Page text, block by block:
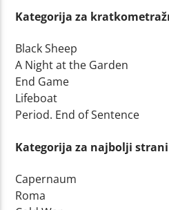
Kategorija za
Black Sheep
A Night at the Garden
End Game
Lifeboat
Period. End of Sentence
Kategorija za najbolji
Capernaum
Roma